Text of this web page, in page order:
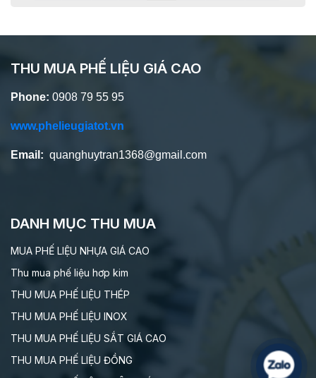
THU MUA PHẾ LIỆU GIÁ CAO
Phone: 0908 79 55 95
www.phelieugiatot.vn
Email: quanghuytran1368@gmail.com
DANH MỤC THU MUA
MUA PHẾ LIỆU NHỰA GIÁ CAO
Thu mua phế liệu hơp kim
THU MUA PHẾ LIỆU THÉP
THU MUA PHẾ LIỆU INOX
THU MUA PHẾ LIỆU SẮT GIÁ CAO
THU MUA PHẾ LIỆU ĐỒNG